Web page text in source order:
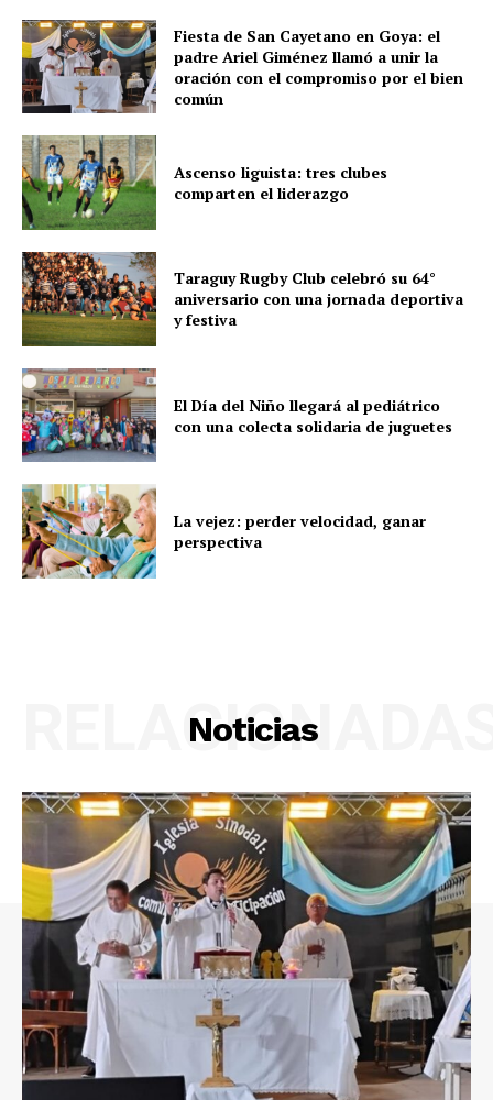
Fiesta de San Cayetano en Goya: el
padre Ariel Giménez llamó a unir la
oración con el compromiso por el bien
común
Ascenso liguista: tres clubes
comparten el liderazgo
Taraguy Rugby Club celebró su 64°
aniversario con una jornada deportiva
y festiva
El Día del Niño llegará al pediátrico
con una colecta solidaria de juguetes
La vejez: perder velocidad, ganar
perspectiva
Noticias